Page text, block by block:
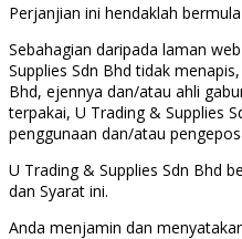
Perjanjian ini hendaklah
Sebahagian daripada laman
Supplies Sdn Bhd tidak
Bhd, ejennya dan/atau ahli
terpakai, U Trading & Supplies
penggunaan dan/atau
U Trading & Supplies Sdn Bhd
dan Syarat ini.
Anda menjamin dan